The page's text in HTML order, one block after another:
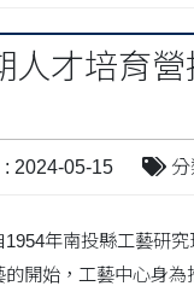
才培育
: 2024-05-15 分
年南投縣工藝研
開始，工藝中心身